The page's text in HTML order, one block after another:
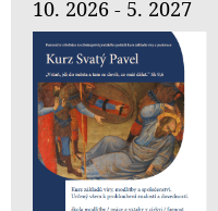
10. 2026 - 5. 2027